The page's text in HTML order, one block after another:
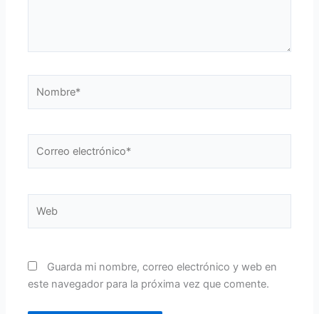
Guarda mi nombre, correo electrónico y web en
este navegador para la próxima vez que comente.